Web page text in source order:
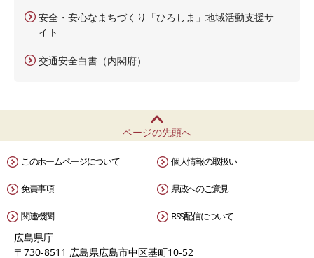
安全・安心なまちづくり「ひろしま」地域活動支援サ
イト
交通安全白書（内閣府）
ページの先頭へ
このホームページについて 個人情報の取扱い
免責事項 県政へのご意見
関連機関 RSS配信について
広島県庁
〒730-8511 広島県広島市中区基町10-52